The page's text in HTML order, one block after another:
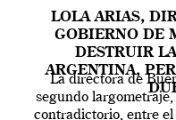
LOLA ARIAS,
GOBIERNO DE
DESTRUIR
ARGENTINA,
La directora de
segundo
contradictorio, entre